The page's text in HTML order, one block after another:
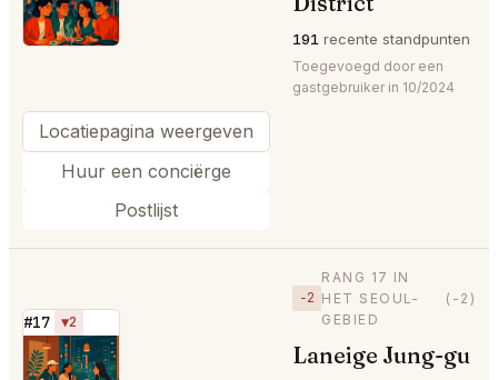
191 recente standpunten
Toegevoegd door een
gastgebruiker in 10/2024
Locatiepagina weergeven
Huur een conciërge
Postlijst
#17 ▼2
⭐
−2
RANG 17 IN
HET SEOUL-
GEBIED
(-2)
Laneige Jung-gu